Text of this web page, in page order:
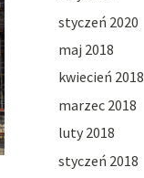
styczeń 2020
maj 2018
kwiecień 2018
marzec 2018
luty 2018
styczeń 2018